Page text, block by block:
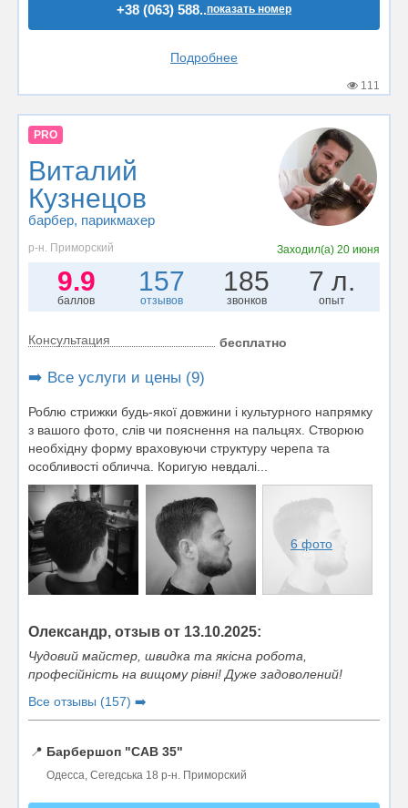
+38 (063) 588..показать номер
Подробнее
111
PRO
Виталий
Кузнецов
барбер, парикмахер
р-н. Приморский Заходил(а) 20 июня
9.9
баллов
157
отзывов
185
звонков
7 л.
опыт
Консультация бесплатно
➡️ Все услуги и цены (9)
Роблю стрижки будь-якої довжини i культурного напрямку
з вашого фото, слiв чи пояснення на пальцях. Створюю
необхiдну форму враховуючи структуру черепа та
особливостi обличча. Коригую невдалi...
6 фото
Олександр, отзыв от 13.10.2025:
Чудовий майстер, швидка та якісна робота,
професійність на вищому рівні! Дуже задоволений!
Все отзывы (157) ➡️
📍 Барбершоп "CAB 35"
Одесса, Сегедська 18 р-н. Приморский